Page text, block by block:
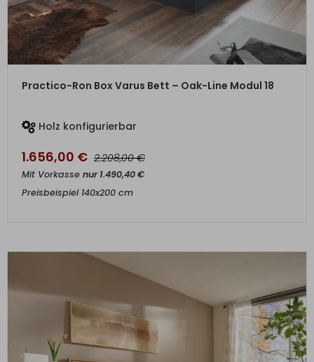
Practico-Ron Box Varus Bett – Oak-Line Modul 18
Holz konfigurierbar
1.656,00 € 2.208,00€
Mit Vorkasse nur1.490,40€
Preisbeispiel 140x200 cm